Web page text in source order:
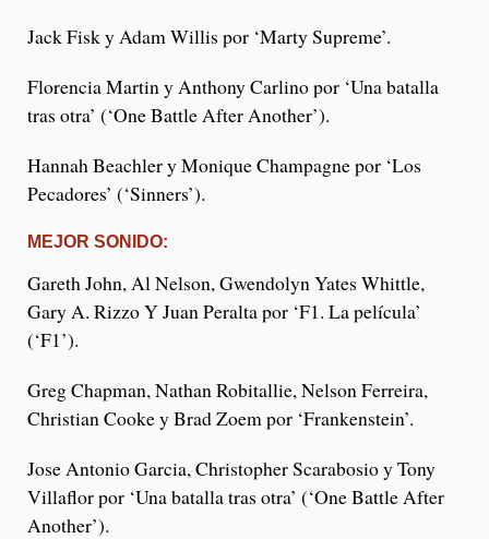
Jack Fisk y Adam Willis por ‘Marty Supreme’.
Florencia Martin y Anthony Carlino por ‘Una batalla
tras otra’ (‘One Battle After Another’).
Hannah Beachler y Monique Champagne por ‘Los
Pecadores’ (‘Sinners’).
MEJOR SONIDO:
Gareth John, Al Nelson, Gwendolyn Yates Whittle,
Gary A. Rizzo Y Juan Peralta por ‘F1. La película’
(‘F1’).
Greg Chapman, Nathan Robitallie, Nelson Ferreira,
Christian Cooke y Brad Zoem por ‘Frankenstein’.
Jose Antonio Garcia, Christopher Scarabosio y Tony
Villaflor por ‘Una batalla tras otra’ (‘One Battle After
Another’).